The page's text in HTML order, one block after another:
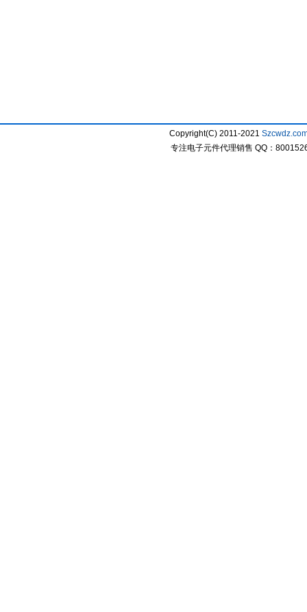
Copyright(C) 2011-2021
专注电子元件代理销售 QQ：